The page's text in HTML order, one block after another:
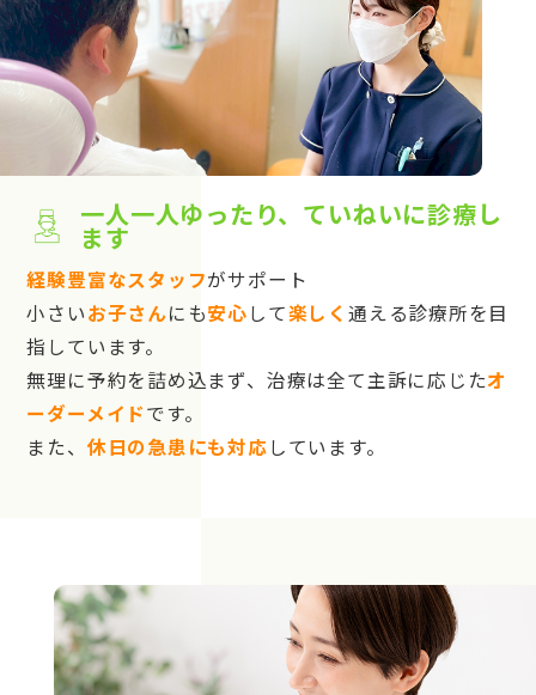
一人一人ゆったり、ていねいに診療し
ます
経験豊富なスタッフがサポート
小さいお子さんにも安心して楽しく 通える診療所を目
指しています。
無理に予約を詰め込まず、治療は全て主訴に応じたオ
ーダーメイドです。
また、 休日の急患にも対応しています。